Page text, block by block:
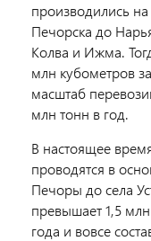
производились
Печорска до
Колва и Ижма.
млн кубометров
масштаб
млн тонн в год.
В настоящее
проводятся в
Печоры до села
превышает 1,5
года и вовсе